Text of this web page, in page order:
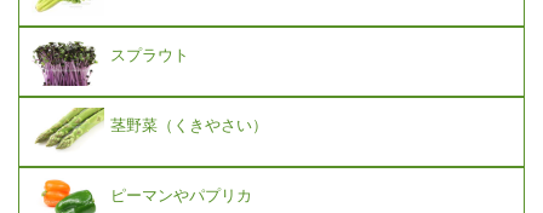
スプラウト
茎野菜（くきやさい）
ピーマンやパプリカ